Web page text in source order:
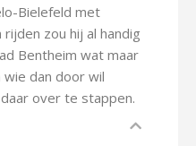
Bielefeld met
zou hij al handig
Bentheim wat maar
dan door wil
over te stappen.